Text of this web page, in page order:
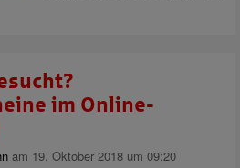
im Online-
am 19. Oktober 2018 um 09:20